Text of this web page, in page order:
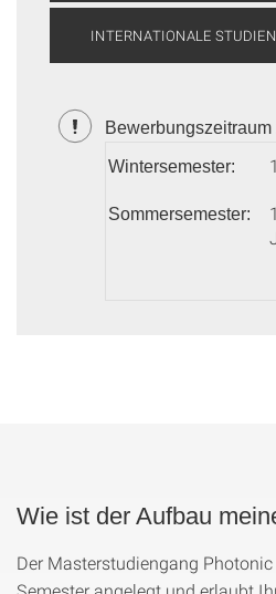
INTERNATIONALE
Bewerbungszeitraum
Wintersemester:
Sommersemester:
Wie ist der Aufbau
Der Masterstudiengang